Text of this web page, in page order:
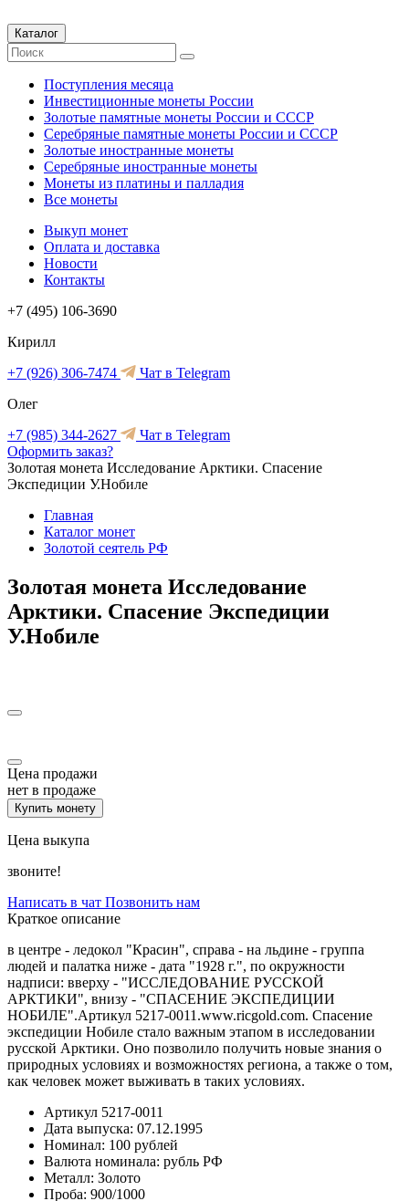
Каталог
Поступления месяца
Инвестиционные монеты России
Золотые памятные монеты России и СССР
Серебряные памятные монеты России и СССР
Золотые иностранные монеты
Серебряные иностранные монеты
Монеты из платины и палладия
Все монеты
Выкуп монет
Оплата и доставка
Новости
Контакты
+7 (495) 106-3690
Кирилл
+7 (926) 306-7474
Чат в Telegram
Олег
+7 (985) 344-2627
Чат в Telegram
Оформить заказ?
Золотая монета Исследование Арктики. Спасение
Экспедиции У.Нобиле
Главная
Каталог монет
Золотой сеятель РФ
Золотая монета Исследование
Арктики. Спасение Экспедиции
У.Нобиле
Цена продажи
нет в продаже
Купить монету
Цена выкупа
звоните!
Написать в чат Позвонить нам
Краткое описание
в центре - ледокол "Красин", справа - на льдине - группа
людей и палатка ниже - дата "1928 г.", по окружности
надписи: вверху - "ИССЛЕДОВАНИЕ РУССКОЙ
АРКТИКИ", внизу - "СПАСЕНИЕ ЭКСПЕДИЦИИ
НОБИЛЕ".Артикул 5217-0011.www.ricgold.com. Спасение
экспедиции Нобиле стало важным этапом в исследовании
русской Арктики. Оно позволило получить новые знания о
природных условиях и возможностях региона, а также о том,
как человек может выживать в таких условиях.
Артикул 5217-0011
Дата выпуска: 07.12.1995
Номинал: 100 рублей
Валюта номинала: рубль РФ
Металл: Золото
Проба: 900/1000